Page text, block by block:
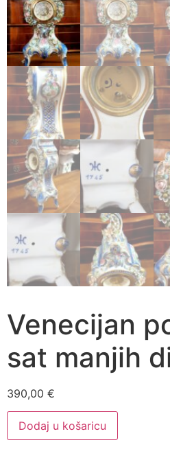
Venecijan
sat manjih
390,00 €
Venecijan
porculanski
sat
Dodaj u košaricu